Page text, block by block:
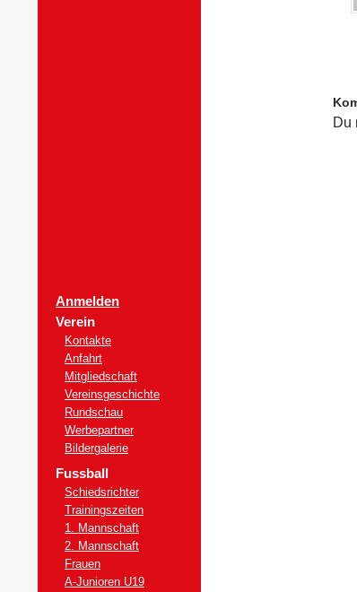
Du
Anmelden
Verein
Kontakte
Anfahrt
Mitgliedschaft
Vereinsgeschichte
Rundschau
Werbepartner
Bildergalerie
Fussball
Schiedsrichter
Trainingszeiten
1. Mannschaft
2. Mannschaft
Frauen
A-Junioren U19